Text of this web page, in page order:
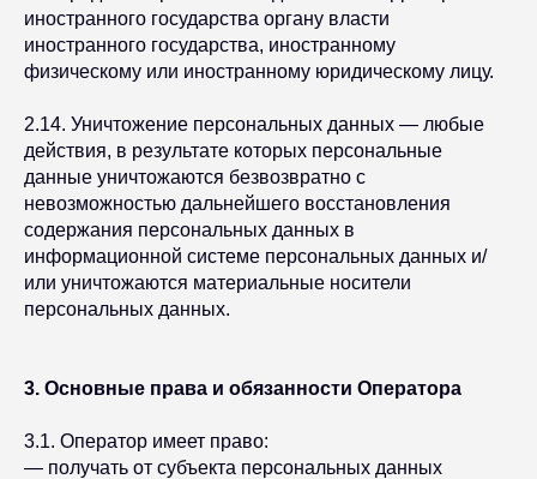
иностранного государства органу власти
иностранного государства, иностранному
физическому или иностранному юридическому лицу.
2.14. Уничтожение персональных данных — любые
действия, в результате которых персональные
данные уничтожаются безвозвратно с
невозможностью дальнейшего восстановления
содержания персональных данных в
информационной системе персональных данных и/
или уничтожаются материальные носители
персональных данных.
3. Основные права и обязанности Оператора
3.1. Оператор имеет право:
— получать от субъекта персональных данных